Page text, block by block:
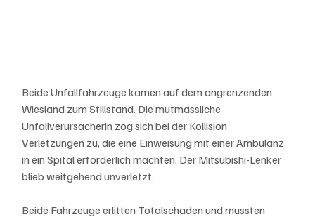
Beide Unfallfahrzeuge kamen auf dem angrenzenden
Wiesland zum Stillstand. Die mutmassliche
Unfallverursacherin zog sich bei der Kollision
Verletzungen zu, die eine Einweisung mit einer Ambulanz
in ein Spital erforderlich machten. Der Mitsubishi-Lenker
blieb weitgehend unverletzt.
Beide Fahrzeuge erlitten Totalschaden und mussten